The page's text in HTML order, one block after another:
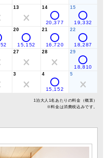
13 14
20,377
15
19,332
20
15,152
21
16,720
22
18,287
27 28 29
18,810
3 4
15,152
5
1泊大人1名あたりの料金（概算）
※料金は消費税込みです。